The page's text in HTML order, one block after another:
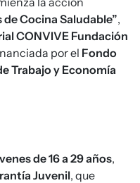
Cocina Saludable”,
CONVIVE Fundación
por el Fondo
Trabajo y Economía
de 16 a 29 años,
Juvenil, que